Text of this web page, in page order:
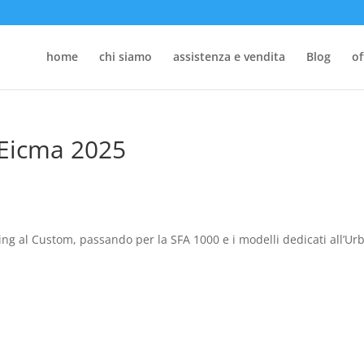
home chi siamo assistenza e vendita Blog
2025
al Custom, passando per la SFA 1000 e i modelli dedicati